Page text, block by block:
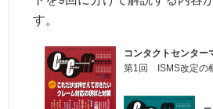
す。
コンタクトセンター
第1回 ISMS改定の